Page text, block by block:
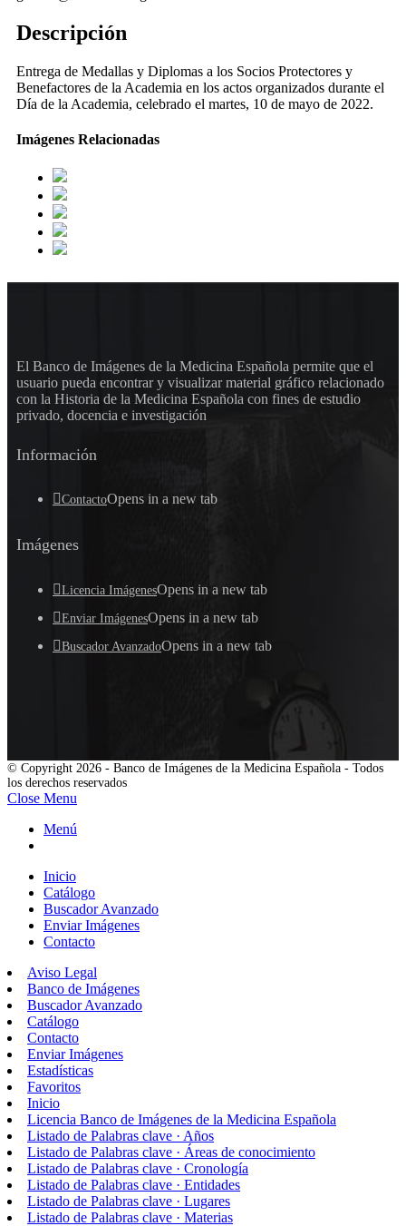
Descripción
Entrega de Medallas y Diplomas a los Socios Protectores y
Benefactores de la Academia en los actos organizados durante el
Día de la Academia, celebrado el martes, 10 de mayo de 2022.
Imágenes Relacionadas
El Banco de Imágenes de la Medicina Española permite que el
usuario pueda encontrar y visualizar material gráfico relacionado
con la Historia de la Medicina Española con fines de estudio
privado, docencia e investigación
Información
ContactoOpens in a new tab
Imágenes
Licencia ImágenesOpens in a new tab
Enviar ImágenesOpens in a new tab
Buscador AvanzadoOpens in a new tab
© Copyright 2026 - Banco de Imágenes de la Medicina Española - Todos
los derechos reservados
Close Menu
Menú
Inicio
Catálogo
Buscador Avanzado
Enviar Imágenes
Contacto
Aviso Legal
Banco de Imágenes
Buscador Avanzado
Catálogo
Contacto
Enviar Imágenes
Estadísticas
Favoritos
Inicio
Licencia Banco de Imágenes de la Medicina Española
Listado de Palabras clave · Años
Listado de Palabras clave · Áreas de conocimiento
Listado de Palabras clave · Cronología
Listado de Palabras clave · Entidades
Listado de Palabras clave · Lugares
Listado de Palabras clave · Materias